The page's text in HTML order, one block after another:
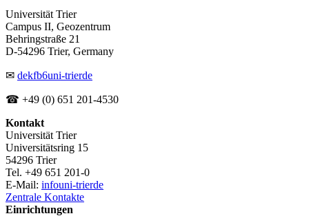
Universität Trier
Campus II, Geozentrum
Behringstraße 21
D-54296 Trier, Germany
✉ dekfb6uni-trierde
☎ +49 (0) 651 201-4530
Kontakt
Universität Trier
Universitätsring 15
54296 Trier
Tel. +49 651 201-0
E-Mail: infouni-trierde
Zentrale Kontakte
Einrichtungen